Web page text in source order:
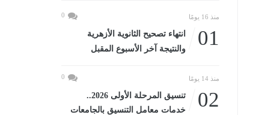
منذ 16 يومًا 0
01
انتهاء تصحيح الثانوية الأزهرية
والنتيجة آخر الأسبوع المقبل
منذ 14 يومًا 0
02
تنسيق المرحلة الأولى 2026..
خدمات معامل التنسيق بالجامعات